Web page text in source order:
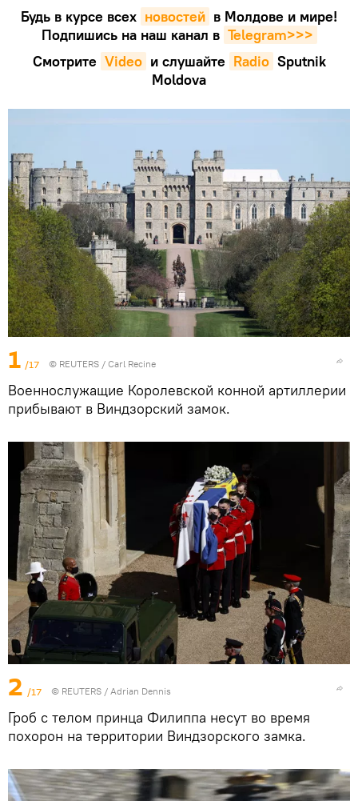
Будь в курсе всех новостей в Молдове и мире!
Подпишись на наш канал в Telegram>>>
Смотрите Video и слушайте Radio Sputnik
Moldova
1 /17 © REUTERS / Carl Recine
Военнослужащие Королевской конной артиллерии
прибывают в Виндзорский замок.
2 /17 © REUTERS / Adrian Dennis
Гроб с телом принца Филиппа несут во время
похорон на территории Виндзорского замка.